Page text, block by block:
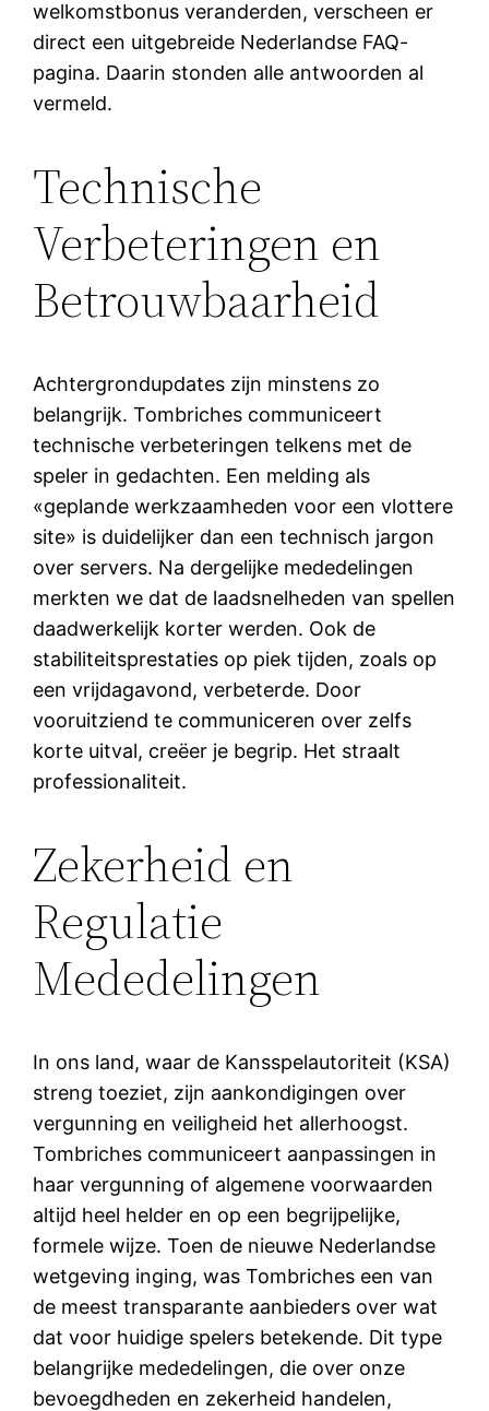
welkomstbonus veranderden, verscheen er
direct een uitgebreide Nederlandse FAQ-
pagina. Daarin stonden alle antwoorden al
vermeld.
Technische
Verbeteringen en
Betrouwbaarheid
Achtergrondupdates zijn minstens zo
belangrijk. Tombriches communiceert
technische verbeteringen telkens met de
speler in gedachten. Een melding als
«geplande werkzaamheden voor een vlottere
site» is duidelijker dan een technisch jargon
over servers. Na dergelijke mededelingen
merkten we dat de laadsnelheden van spellen
daadwerkelijk korter werden. Ook de
stabiliteitsprestaties op piek tijden, zoals op
een vrijdagavond, verbeterde. Door
vooruitziend te communiceren over zelfs
korte uitval, creëer je begrip. Het straalt
professionaliteit.
Zekerheid en
Regulatie
Mededelingen
In ons land, waar de Kansspelautoriteit (KSA)
streng toeziet, zijn aankondigingen over
vergunning en veiligheid het allerhoogst.
Tombriches communiceert aanpassingen in
haar vergunning of algemene voorwaarden
altijd heel helder en op een begrijpelijke,
formele wijze. Toen de nieuwe Nederlandse
wetgeving inging, was Tombriches een van
de meest transparante aanbieders over wat
dat voor huidige spelers betekende. Dit type
belangrijke mededelingen, die over onze
bevoegdheden en zekerheid handelen,